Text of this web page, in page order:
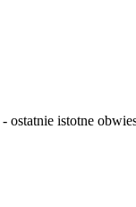
- ostatnie istotne